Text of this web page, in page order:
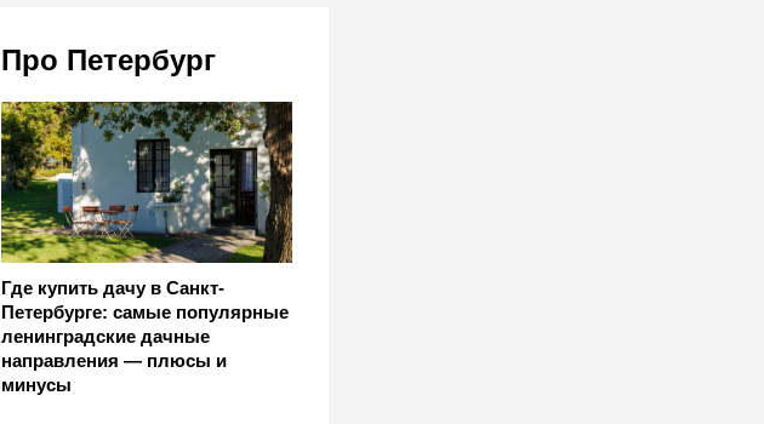
Про Петербург
Где купить дачу в Санкт-
Петербурге: самые популярные
ленинградские дачные
направления — плюсы и
минусы